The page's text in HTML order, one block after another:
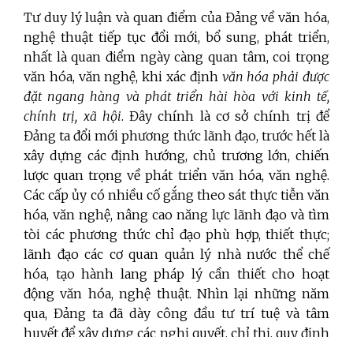
Tư duy lý luận và quan điểm của Đảng về văn hóa,
nghệ thuật tiếp tục đổi mới, bổ sung, phát triển,
nhất là quan điểm ngày càng quan tâm, coi trọng
văn hóa, văn nghệ, khi xác định văn hóa phải được
đặt ngang hàng và phát triển hài hòa với kinh tế,
chính trị, xã hội. Đây chính là cơ sở chính trị để
Đảng ta đổi mới phương thức lãnh đạo, trước hết là
xây dựng các định hướng, chủ trương lớn, chiến
lược quan trọng về phát triển văn hóa, văn nghệ.
Các cấp ủy có nhiều cố gắng theo sát thực tiễn văn
hóa, văn nghệ, nâng cao năng lực lãnh đạo và tìm
tòi các phương thức chỉ đạo phù hợp, thiết thực;
lãnh đạo các cơ quan quản lý nhà nước thể chế
hóa, tạo hành lang pháp lý cần thiết cho hoạt
động văn hóa, nghệ thuật. Nhìn lại những năm
qua, Đảng ta đã dày công đầu tư trí tuệ và tâm
huyết để xây dựng các nghị quyết, chỉ thị, quy định